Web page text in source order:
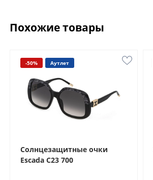
Похожие товары
-50% Аутлет
Солнцезащитные очки
Escada C23 700